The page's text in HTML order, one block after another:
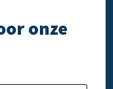
onze